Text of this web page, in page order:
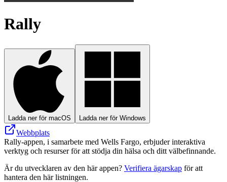
Rally
Ladda ner för macOS Ladda ner för Windows
Webbplats
Rally-appen, i samarbete med Wells Fargo, erbjuder interaktiva
verktyg och resurser för att stödja din hälsa och ditt välbefinnande.
Är du utvecklaren av den här appen? Verifiera ägarskap för att
hantera den här listningen.